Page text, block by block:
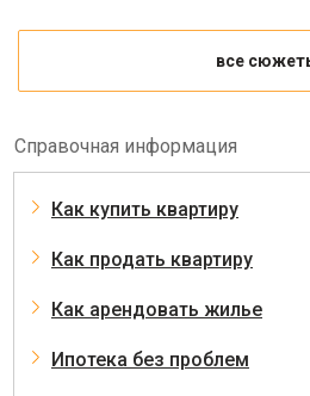
все
Справочная информация
Как купить квартиру
Как продать квартиру
Как арендовать жилье
Ипотека без проблем